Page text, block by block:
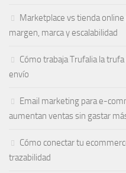
Marketplace vs tienda
margen, marca y escalabilidad
Cómo trabaja Trufalia la
envío
Email marketing para e-
aumentan ventas sin gastar
Cómo conectar tu
trazabilidad